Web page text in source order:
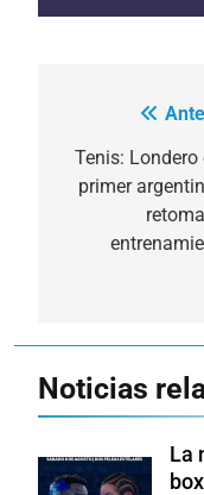
de
entradas
Tenis: Londero
primer
Noticias
La